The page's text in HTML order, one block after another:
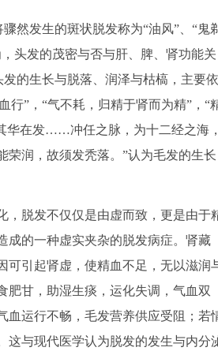
然发生的斑状脱发称为“油风”、“鬼
头发的茂密与否与肝、脾、肾功能关
的生长与脱落、润泽与枯槁，主要依
行”，“气不耗，归精于肾而为精”，“
华在发……冲任之脉，为十二经之海，
润，故须发秃落。”认为毛发的生长
脱发不仅仅是由虚而致，更是由于
成的一种虚实夹杂的脱发病症。肾藏
可引起肾虚，使精血不足，无以滋润
肥甘，助湿生痰，运化失调，气血双
血运行不畅，毛发营养供应受阻；若
这与现代医学认为脱发的发生与内分